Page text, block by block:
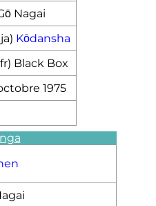
Nagai
Kōdansha
Black Box
1975